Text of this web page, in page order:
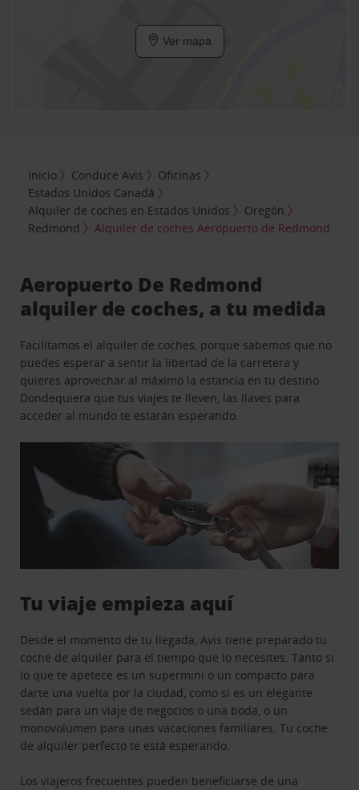
Ver mapa
Inicio Conduce Avis
Oficinas
Estados Unidos Canadá
Alquiler de coches en Estados Unidos
Oregón
Redmond
Alquiler de coches Aeropuerto de Redmond
Aeropuerto De Redmond
alquiler de coches, a tu medida
Facilitamos el alquiler de coches, porque sabemos que no
puedes esperar a sentir la libertad de la carretera y
quieres aprovechar al máximo la estancia en tu destino.
Dondequiera que tus viajes te lleven, las llaves para
acceder al mundo te estarán esperando.
Tu viaje empieza aquí
Desde el momento de tu llegada, Avis tiene preparado tu
coche de alquiler para el tiempo que lo necesites. Tanto si
lo que te apetece es un supermini o un compacto para
darte una vuelta por la ciudad, como si es un elegante
sedán para un viaje de negocios o una boda, o un
monovolumen para unas vacaciones familiares. Tu coche
de alquiler perfecto te está esperando.
Los viajeros frecuentes pueden beneficiarse de una